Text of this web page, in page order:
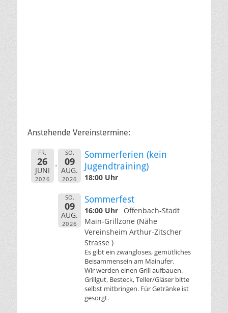
Anstehende Vereinstermine:
FR.
26
JUNI
2026
SO.
09
AUG.
2026
Sommerferien (kein
Jugendtraining)
18:00 Uhr
SO.
09
AUG.
2026
Sommerfest
16:00 Uhr
Offenbach-Stadt
Main-Grillzone (Nähe
Vereinsheim Arthur-Zitscher
Strasse )
Es gibt ein zwangloses, gemütliches
Beisammensein am Mainufer.
Wir werden einen Grill aufbauen.
Grillgut, Besteck, Teller/Gläser bitte
selbst mitbringen. Für Getränke ist
gesorgt.